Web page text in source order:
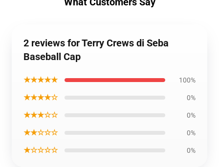
2 reviews for Terry Crews di Seba
Baseball Cap
★★★★★ 100%
★★★★☆ 0%
★★★☆☆ 0%
★★☆☆☆ 0%
★☆☆☆☆ 0%